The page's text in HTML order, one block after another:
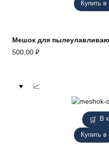
Купить в
Мешок для
500,00 ₽
В
Купить в